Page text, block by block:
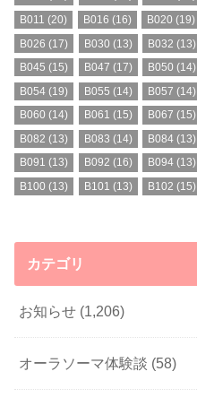
B011 (20) B016 (16) B020 (19)
B026 (17) B030 (13) B032 (13)
B045 (15) B047 (17) B050 (14)
B054 (19) B055 (14) B057 (14)
B060 (14) B061 (15) B067 (15)
B082 (13) B083 (14) B084(13)
B091 (13) B092 (16) B094(13)
B100 (13) B101 (13) B102 (15)
カテゴリ
お知らせ (1,206)
オーラソーマ体験談 (58)